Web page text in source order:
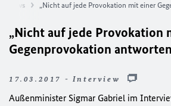
News „Nicht auf jede Provokation mit einer
„Nicht auf jede Provokation
Gegenprovokation
17.03.2017 - Interview
Außenminister Sigmar Gabriel im